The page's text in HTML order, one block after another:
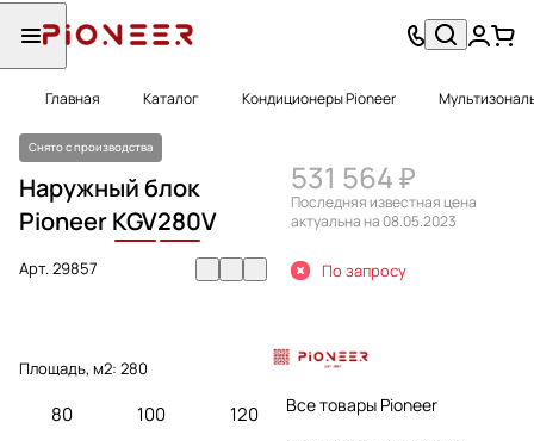
Главная Каталог Кондиционеры Pioneer
Снято с производства
Наружный блок
PioneerKGV280V
Арт.29857
Площадь, м2: 280
80 100 120
531 564 ₽
Последняя известная цена
актуальна на 08.05.2023
По запросу
Все товары Pioneer